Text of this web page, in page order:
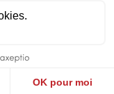
nous